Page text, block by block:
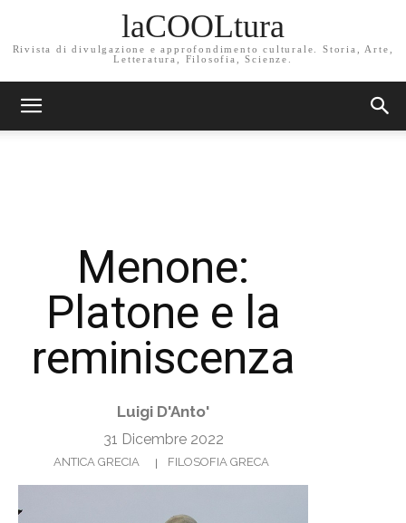
laCOOLtura
Rivista di divulgazione e approfondimento culturale. Storia, Arte,
Letteratura, Filosofia, Scienze.
Menone:
Platone e la
reminiscenza
Luigi D'Anto'
31 Dicembre 2022
ANTICA GRECIA FILOSOFIA GRECA